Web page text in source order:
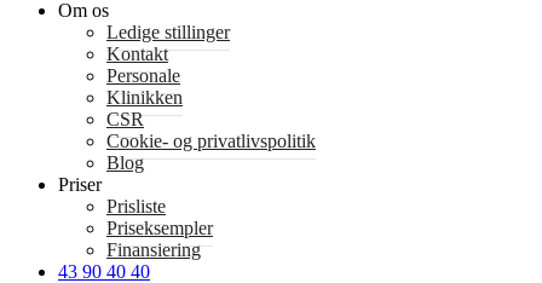
Om os
Ledige stillinger
Kontakt
Personale
Klinikken
CSR
Cookie- og privatlivspolitik
Blog
Priser
Prisliste
Priseksempler
Finansiering
43 90 40 40